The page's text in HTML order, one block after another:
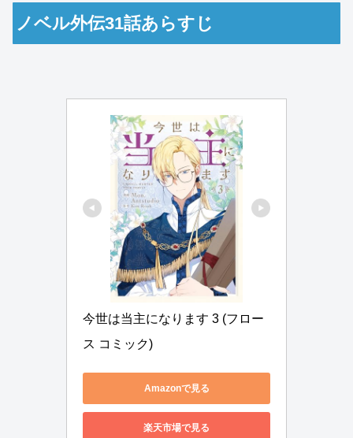
ノベル外伝31話あらすじ
今世は当主になります 3 (フロー
ス コミック)
Amazonで見る
楽天市場で見る